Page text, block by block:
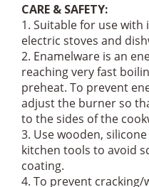
CARE & SAFETY:
1. Suitable for use with
electric stoves and
2. Enamelware is an
reaching very fast
preheat. To prevent
adjust the burner so
to the sides of the
3. Use wooden,
kitchen tools to avoid
coating.
4. To prevent